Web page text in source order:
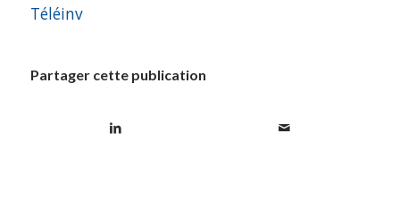
Téléinv
Partager cette publication